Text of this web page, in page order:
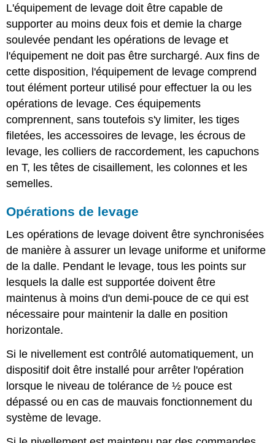
L'équipement de levage doit être capable de
supporter au moins deux fois et demie la charge
soulevée pendant les opérations de levage et
l'équipement ne doit pas être surchargé. Aux fins de
cette disposition, l'équipement de levage comprend
tout élément porteur utilisé pour effectuer la ou les
opérations de levage. Ces équipements
comprennent, sans toutefois s'y limiter, les tiges
filetées, les accessoires de levage, les écrous de
levage, les colliers de raccordement, les capuchons
en T, les têtes de cisaillement, les colonnes et les
semelles.
Opérations de levage
Les opérations de levage doivent être synchronisées
de manière à assurer un levage uniforme et uniforme
de la dalle. Pendant le levage, tous les points sur
lesquels la dalle est supportée doivent être
maintenus à moins d'un demi-pouce de ce qui est
nécessaire pour maintenir la dalle en position
horizontale.
Si le nivellement est contrôlé automatiquement, un
dispositif doit être installé pour arrêter l'opération
lorsque le niveau de tolérance de ½ pouce est
dépassé ou en cas de mauvais fonctionnement du
système de levage.